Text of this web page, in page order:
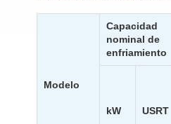
Modelo
Capacidad
nominal de
enfriamiento
kW USRT